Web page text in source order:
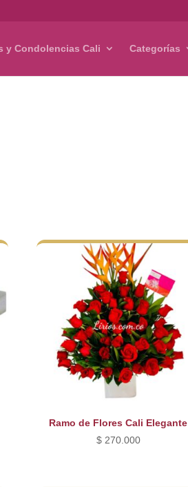
y Condolencias Cali Categorías
Ramo de Flores Cali Elegante
$270.000